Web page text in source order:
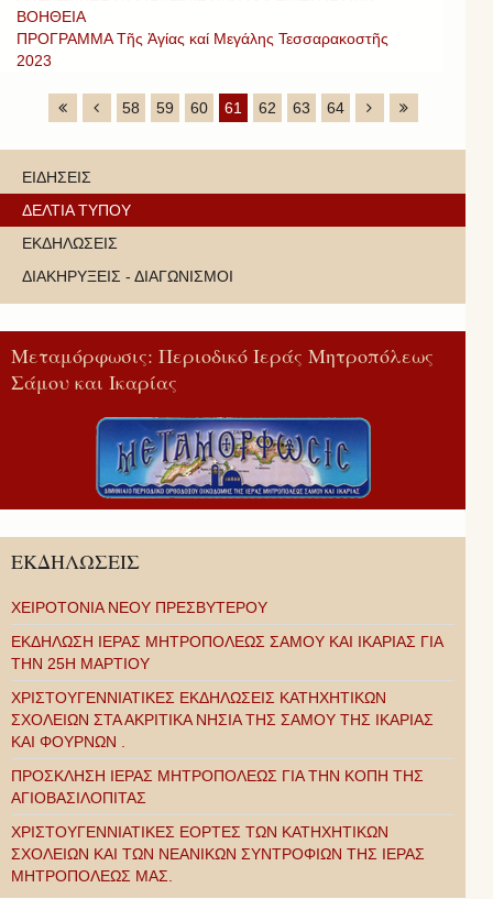
ΒΟΗΘΕΙΑ
ΠΡΟΓΡΑΜΜΑ Τῆς Ἁγίας καί Μεγάλης Τεσσαρακοστῆς
2023
58 59 60 61 62 63 64
ΕΙΔΗΣΕΙΣ
ΔΕΛΤΙΑ ΤΥΠΟΥ
ΕΚΔΗΛΩΣΕΙΣ
ΔΙΑΚΗΡΥΞΕΙΣ - ΔΙΑΓΩΝΙΣΜΟΙ
Μεταμόρφωσις: Περιοδικό Ιεράς Μητροπόλεως
Σάμου και Ικαρίας
ΕΚΔΗΛΩΣΕΙΣ
ΧΕΙΡΟΤΟΝΙΑ ΝΕΟΥ ΠΡΕΣΒΥΤΕΡΟΥ
ΕΚΔΗΛΩΣΗ ΙΕΡΑΣ ΜΗΤΡΟΠΟΛΕΩΣ ΣΑΜΟΥ ΚΑΙ ΙΚΑΡΙΑΣ ΓΙΑ
ΤΗΝ 25Η ΜΑΡΤΙΟΥ
ΧΡΙΣΤΟΥΓΕΝΝΙΑΤΙΚΕΣ ΕΚΔΗΛΩΣΕΙΣ ΚΑΤΗΧΗΤΙΚΩΝ
ΣΧΟΛΕΙΩΝ ΣΤΑ ΑΚΡΙΤΙΚΑ ΝΗΣΙΑ ΤΗΣ ΣΑΜΟΥ ΤΗΣ ΙΚΑΡΙΑΣ
ΚΑΙ ΦΟΥΡΝΩΝ .
ΠΡΟΣΚΛΗΣΗ ΙΕΡΑΣ ΜΗΤΡΟΠΟΛΕΩΣ ΓΙΑ ΤΗΝ ΚΟΠΗ ΤΗΣ
ΑΓΙΟΒΑΣΙΛΟΠΙΤΑΣ
ΧΡΙΣΤΟΥΓΕΝΝΙΑΤΙΚΕΣ ΕΟΡΤΕΣ ΤΩΝ ΚΑΤΗΧΗΤΙΚΩΝ
ΣΧΟΛΕΙΩΝ ΚΑΙ ΤΩΝ ΝΕΑΝΙΚΩΝ ΣΥΝΤΡΟΦΙΩΝ ΤΗΣ ΙΕΡΑΣ
ΜΗΤΡΟΠΟΛΕΩΣ ΜΑΣ.